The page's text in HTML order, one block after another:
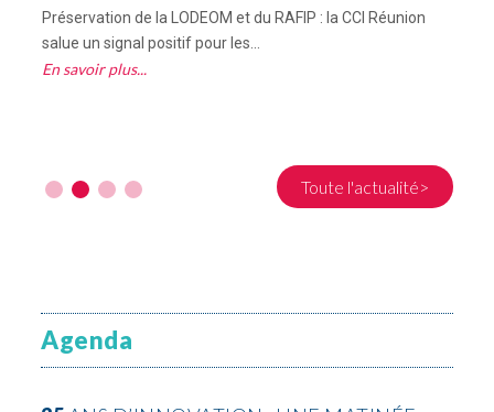
Préservation de la LODEOM et du RAFIP : la CCI Réunion
salue un signal positif pour les...
En savoir plus
Toute l'actualité>
Agenda